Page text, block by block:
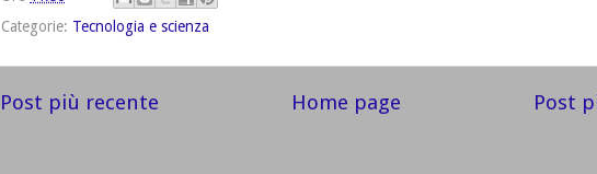
Categorie: Tecnologia e scienza
Post più recente Post
Home page